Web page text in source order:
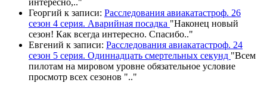
Георгий к записи: Расследования авиакатастроф. 26
сезон 4 серия. Аварийная посадка "Наконец новый
сезон! Как всегда интересно. Спасибо.."
Евгений к записи: Расследования авиакатастроф. 24
сезон 5 серия. Одиннадцать смертельных секунд "Всем
пилотам на мировом уровне обязательное условие
просмотр всех сезонов ".."